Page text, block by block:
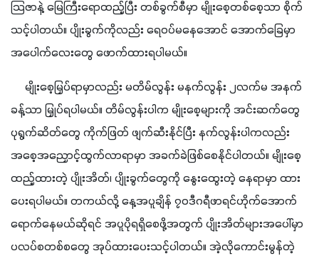
သြဇာနဲ့ မြေကြီးရောထည့်ပြီး တစ်ခွက်စီမှာ မျိုးစေ့တစ်စေ့သာ စိုက်
သင့်ပါတယ်။ ပျိုးခွက်ကိုလည်း ရေ၀ပ်မနေအောင် အောက်ခြေမှာ
အပေါက်လေးတွေ ဖောက်ထားရပါမယ်။
မျိုးစေ့မြှပ်ရာမှာလည်း မတိမ်လွန်း မနက်လွန်း ၂လက်မ အနက်
ခန့်သာ မြှုပ်ရပါမယ်။ တိမ်လွန်းပါက မျိုးစေ့များကို အင်းဆက်တွေ
ပုရွက်ဆိတ်တွေ ကိုက်ဖြတ် ဖျက်ဆီးနိုင်ပြီး နက်လွန်းပါကလည်း
အစေ့အညှောင့်ထွက်လာရာမှာ အခက်ခဲဖြစ်စေနိုင်ပါတယ်။ မျိုးစေ့
ထည့်ထားတဲ့ ပျိုးအိတ်၊ ပျိုးခွက်တွေကို နွေးထွေးတဲ့ နေရာမှာ ထား
ပေးရပါမယ်။ တကယ်လို့ နေ့အပူချိန် ၇၀ဒီဂရီဖာရင်ဟိုက်အောက်
ရောက်နေမယ်ဆိုရင် အပူပိုရရှိစေဖို့အတွက် ပျိုးအိတ်များအပေါ်မှာ
ပလပ်စတစ်စတွေ အုပ်ထားပေးသင့်ပါတယ်။ အဲ့လိုကောင်းမွန်တဲ့